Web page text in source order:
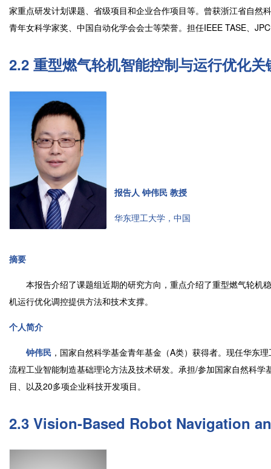
家重点研发计划课题、省级项目和企业合作项目等。曾获浙江省自
青年女科学家奖、中国自动化学会会士等荣誉。担任IEEE TASE、
2.2 重型燃气轮机智能控制与运行优化关
报告人 钟伟民 教授
华东理工大学，中国
摘要
本报告介绍了课题组近期的研究方向，重点介绍了重型燃气轮机
机运行优化调控提供方法和技术支撑。
个人简介
钟伟民 ，国家自然科学基金青年基金（A类）获得者。现任华东
流程工业智能制造基础理论方法及技术研发。承担/参加国家自然科
目、以及20多项企业科技开发项目。
2.3 Vision-Based Robot Navigation